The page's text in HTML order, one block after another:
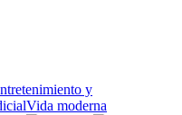
y
Vida moderna